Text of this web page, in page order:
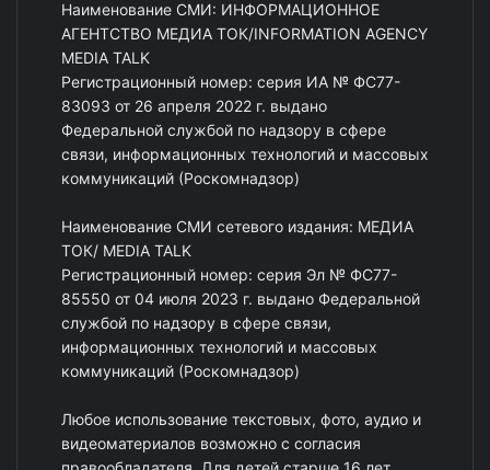
Наименование СМИ: ИНФОРМАЦИОННОЕ
АГЕНТСТВО МЕДИА ТОК/INFORMATION AGENCY
MEDIA TALK
Регистрационный номер: серия ИА № ФС77-
83093 от 26 апреля 2022 г. выдано
Федеральной службой по надзору в сфере
связи, информационных технологий и массовых
коммуникаций (Роскомнадзор)
Наименование СМИ сетевого издания: МЕДИА
ТОК/ MEDIA TALK
Регистрационный номер: серия Эл № ФС77-
85550 от 04 июля 2023 г. выдано Федеральной
службой по надзору в сфере связи,
информационных технологий и массовых
коммуникаций (Роскомнадзор)
Любое использование текстовых, фото, аудио и
видеоматериалов возможно с согласия